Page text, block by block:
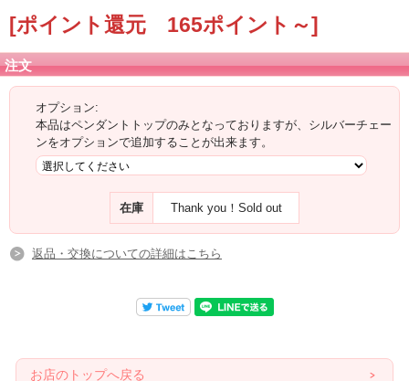
[ポイント還元 165ポイント～]
注文
オプション:
本品はペンダントトップのみとなっておりますが、シルバーチェー
ンをオプションで追加することが出来ます。
在庫 Thank you！Sold out
返品・交換についての詳細はこちら
お店のトップへ戻る